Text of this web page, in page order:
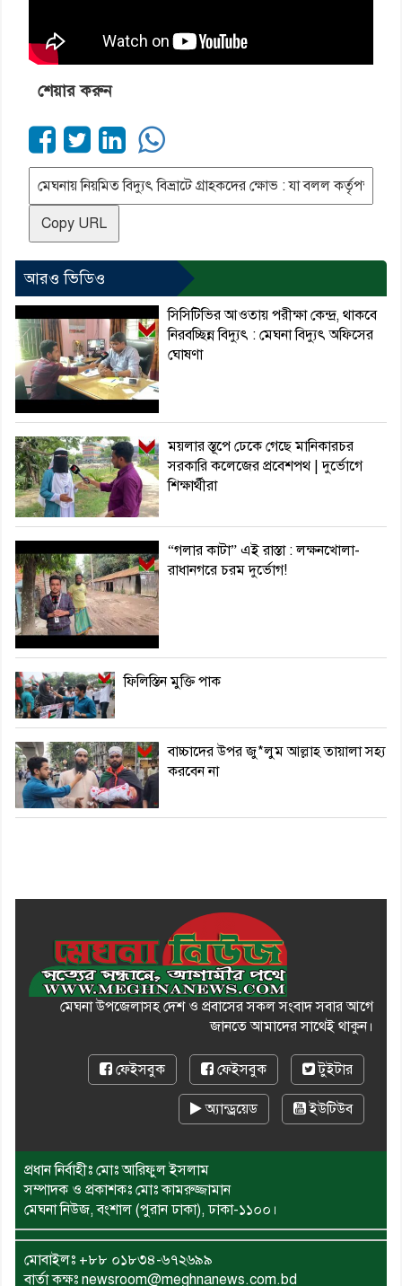
শেয়ার করুন
Copy URL
আরও ভিডিও
সিসিটিভির আওতায় পরীক্ষা কেন্দ্র, থাকবে
নিরবচ্ছিন্ন বিদ্যুৎ : মেঘনা বিদ্যুৎ অফিসের
ঘোষণা
ময়লার স্তূপে ঢেকে গেছে মানিকারচর
সরকারি কলেজের প্রবেশপথ | দুর্ভোগে
শিক্ষার্থীরা
“গলার কাটা” এই রাস্তা : লক্ষনখোলা-
রাধানগরে চরম দুর্ভোগ!
ফিলিস্তিন মুক্তি পাক
বাচ্চাদের উপর জু*লুম আল্লাহ তায়ালা সহ্য
করবেন না
মেঘনা উপজেলাসহ দেশ ও প্রবাসের সকল সংবাদ সবার আগে
জানতে আমাদের সাথেই থাকুন।
ফেইসবুক ফেইসবুক টুইটার
অ্যান্ড্রয়েড ইউটিউব
প্রধান নির্বাহীঃ মোঃ আরিফুল ইসলাম
সম্পাদক ও প্রকাশকঃ মোঃ কামরুজ্জামান
মেঘনা নিউজ, বংশাল (পুরান ঢাকা), ঢাকা-১১০০।
মোবাইলঃ +৮৮ ০১৮৩৪-৬৭২৬৯৯
বার্তা কক্ষঃ newsroom@meghnanews.com.bd